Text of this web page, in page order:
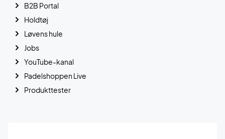
B2B Portal
Holdtøj
Løvens hule
Jobs
YouTube-kanal
Padelshoppen Live
Produkttester